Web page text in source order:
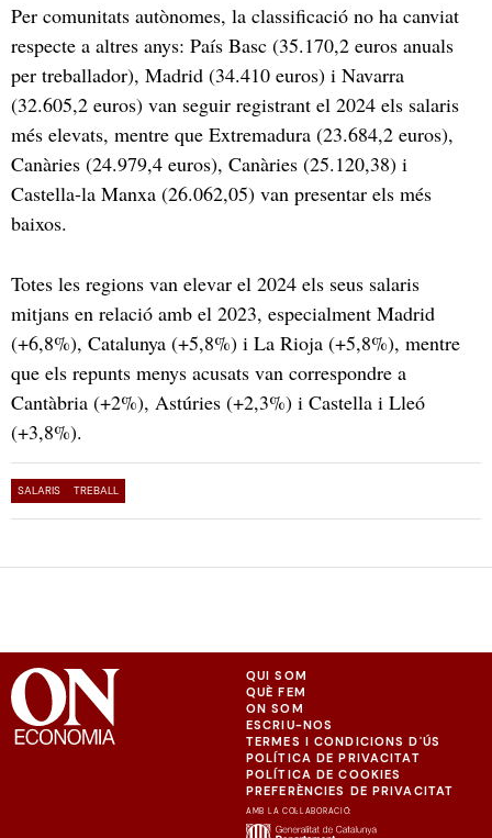
Per comunitats autònomes, la classificació no ha canviat
respecte a altres anys: País Basc (35.170,2 euros anuals
per treballador), Madrid (34.410 euros) i Navarra
(32.605,2 euros) van seguir registrant el 2024 els salaris
més elevats, mentre que Extremadura (23.684,2 euros),
Canàries (24.979,4 euros), Canàries (25.120,38) i
Castella-la Manxa (26.062,05) van presentar els més
baixos.
Totes les regions van elevar el 2024 els seus salaris
mitjans en relació amb el 2023, especialment Madrid
(+6,8%), Catalunya (+5,8%) i La Rioja (+5,8%), mentre
que els repunts menys acusats van correspondre a
Cantàbria (+2%), Astúries (+2,3%) i Castella i Lleó
(+3,8%).
SALARIS TREBALL
QUI SOM
QUÈ FEM
ON SOM
ESCRIU-NOS
TERMES I CONDICIONS D'ÚS
POLÍTICA DE PRIVACITAT
POLÍTICA DE COOKIES
PREFERÈNCIES DE PRIVACITAT
AMB LA COL·LABORACIÓ: